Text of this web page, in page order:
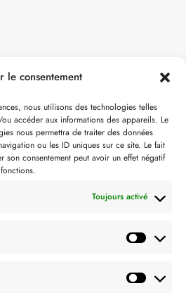
le consentement
nous utilisons des technologies telles
accéder aux informations des appareils. Le
nous permettra de traiter des données
ou les ID uniques sur ce site. Le fait
consentement peut avoir un effet négatif
Toujours activé